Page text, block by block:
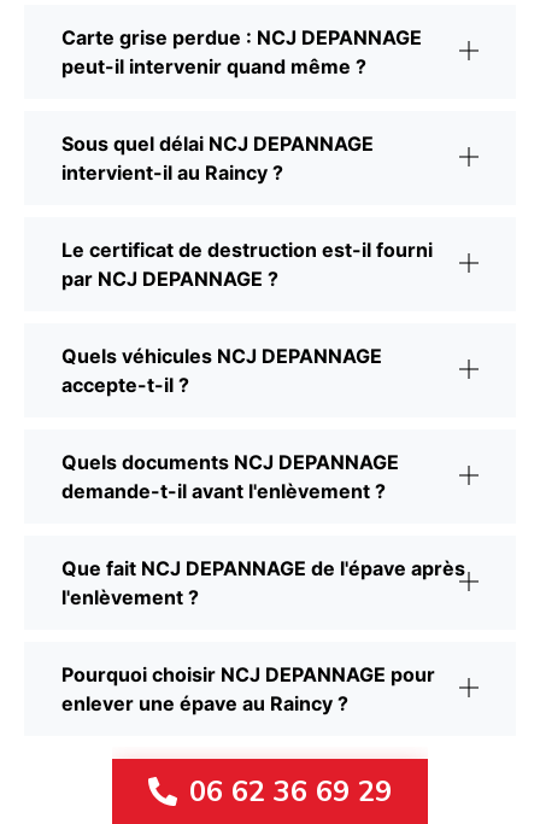
Carte grise perdue : NCJ DEPANNAGE
peut-il intervenir quand même ?
Sous quel délai NCJ DEPANNAGE
intervient-il au Raincy ?
Le certificat de destruction est-il fourni
par NCJ DEPANNAGE ?
Quels véhicules NCJ DEPANNAGE
accepte-t-il ?
Quels documents NCJ DEPANNAGE
demande-t-il avant l'enlèvement ?
Que fait NCJ DEPANNAGE de l'épave après
l'enlèvement ?
Pourquoi choisir NCJ DEPANNAGE pour
enlever une épave au Raincy ?
06 62 36 69 29